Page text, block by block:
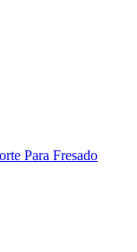
Para Fresado